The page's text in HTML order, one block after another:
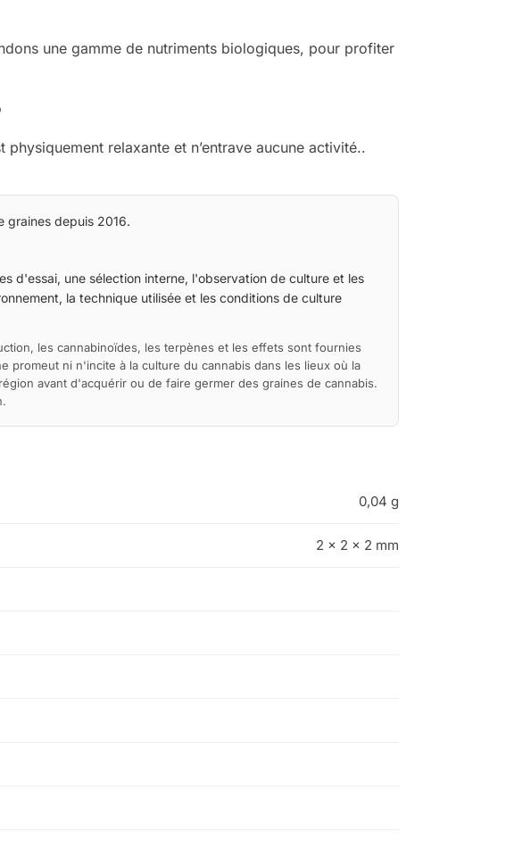
une gamme de nutriments biologiques, pour profiter
relaxante et n’entrave aucune activité..
graines depuis 2016.
d'essai, une sélection interne, l'observation de culture et les
la technique utilisée et les conditions de culture
les cannabinoïdes, les terpènes et les effets sont fournies
promeut ni n'incite à la culture du cannabis dans les lieux où la
avant d'acquérir ou de faire germer des graines de cannabis.
0,04 g
2 × 2 × 2 mm